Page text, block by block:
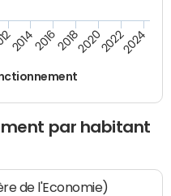
201420162018202020222024
par habitant
de l'Economie)